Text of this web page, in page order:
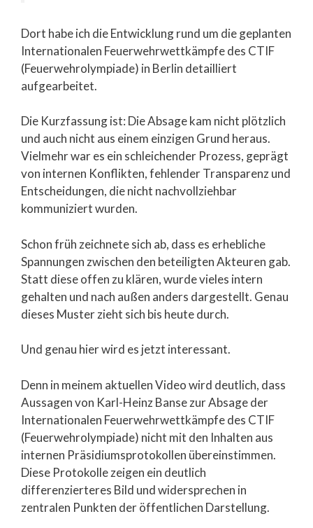
Dort habe ich die Entwicklung rund um die geplanten
Internationalen Feuerwehrwettkämpfe des CTIF
(Feuerwehrolympiade) in Berlin detailliert
aufgearbeitet.
Die Kurzfassung ist: Die Absage kam nicht plötzlich
und auch nicht aus einem einzigen Grund heraus.
Vielmehr war es ein schleichender Prozess, geprägt
von internen Konflikten, fehlender Transparenz und
Entscheidungen, die nicht nachvollziehbar
kommuniziert wurden.
Schon früh zeichnete sich ab, dass es erhebliche
Spannungen zwischen den beteiligten Akteuren gab.
Statt diese offen zu klären, wurde vieles intern
gehalten und nach außen anders dargestellt. Genau
dieses Muster zieht sich bis heute durch.
Und genau hier wird es jetzt interessant.
Denn in meinem aktuellen Video wird deutlich, dass
Aussagen von Karl-Heinz Banse zur Absage der
Internationalen Feuerwehrwettkämpfe des CTIF
(Feuerwehrolympiade) nicht mit den Inhalten aus
internen Präsidiumsprotokollen übereinstimmen.
Diese Protokolle zeigen ein deutlich
differenzierteres Bild und widersprechen in
zentralen Punkten der öffentlichen Darstellung.